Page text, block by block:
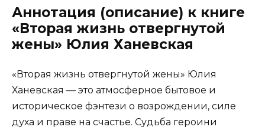
Аннотация (описание) к книге
«Вторая жизнь отвергнутой
жены» Юлия Ханевская
«Вторая жизнь отвергнутой жены» Юлия
Ханевская — это атмосферное бытовое и
историческое фэнтези о возрождении, силе
духа и праве на счастье. Судьба героини